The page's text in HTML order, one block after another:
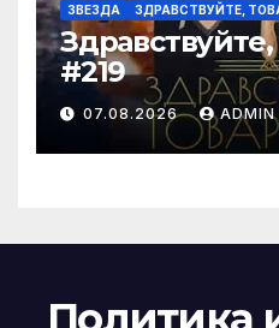
ЗВЕЗДА ЗДРАВСТВУЙТЕ,
#219
07.08.2026 ADMIN